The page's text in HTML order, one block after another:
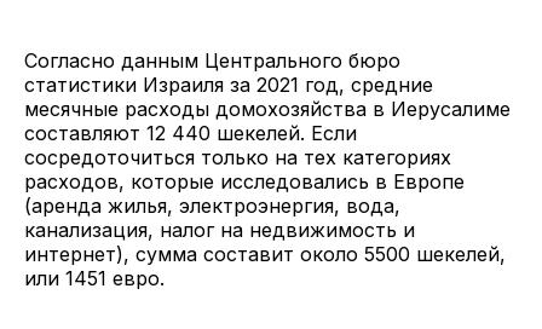
Согласно данным Центрального бюро
статистики Израиля за 2021 год, средние
месячные расходы домохозяйства в Иерусалиме
составляют 12 440 шекелей. Если
сосредоточиться только на тех категориях
расходов, которые исследовались в Европе
(аренда жилья, электроэнергия, вода,
канализация, налог на недвижимость и
интернет), сумма составит около 5500 шекелей,
или 1451 евро.